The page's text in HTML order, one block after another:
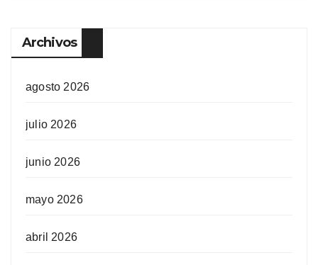
Archivos
agosto 2026
julio 2026
junio 2026
mayo 2026
abril 2026